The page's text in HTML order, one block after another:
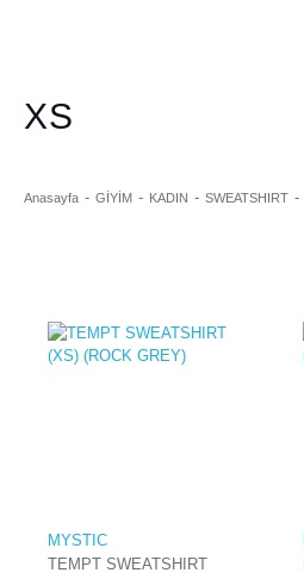
XS
Anasayfa GİYİM KADIN SWEATSHIRT
MYSTIC
TEMPT SWEATSHIRT